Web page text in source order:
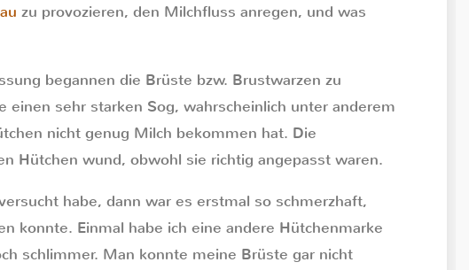
zu provozieren, den Milchfluss anregen, und was
begannen die Brüste bzw. Brustwarzen zu
einen sehr starken Sog, wahrscheinlich unter anderem
nicht genug Milch bekommen hat. Die
Hütchen wund, obwohl sie richtig angepasst waren.
habe, dann war es erstmal so schmerzhaft,
konnte. Einmal habe ich eine andere Hütchenmarke
schlimmer. Man konnte meine Brüste gar nicht